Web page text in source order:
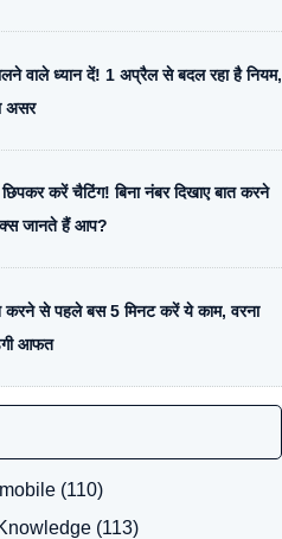
वाले ध्यान दें! 1 अप्रैल से बदल रहा है नियम,
असर
करें चैटिंग! बिना नंबर दिखाए बात करने
जानते हैं आप?
से पहले बस 5 मिनट करें ये काम, वरना
आफत
(110)
(113)